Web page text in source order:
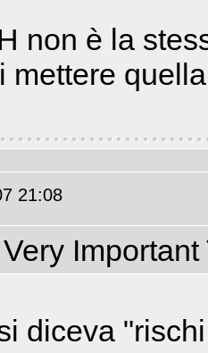
non è la
mettere
21:08
diceva